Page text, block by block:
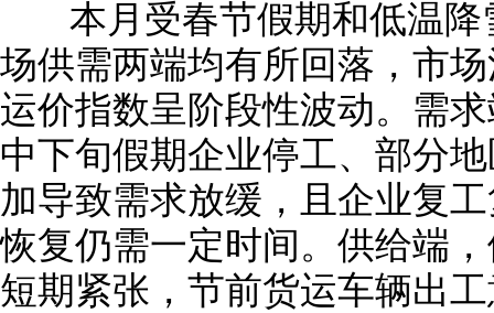
本月受春节假期和低温
场供需两端均有所回落，市
运价指数呈阶段性波动。需
中下旬假期企业停工、部分
加导致需求放缓，且企业复
恢复仍需一定时间。供给端
短期紧张，节前货运车辆出